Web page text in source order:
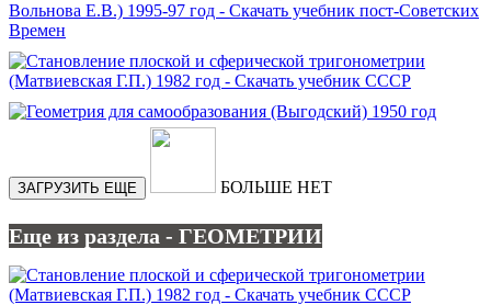
ЗАГРУЗИТЬ ЕЩЕ БОЛЬШЕ НЕТ
Еще из раздела - ГЕОМЕТРИИ